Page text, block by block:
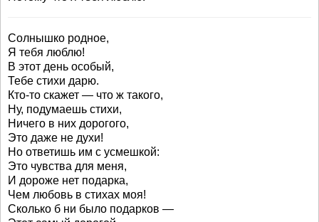
Солнышко родное,
Я тебя люблю!
В этот день особый,
Тебе стихи дарю.
Кто-то скажет — что ж такого,
Ну, подумаешь стихи,
Ничего в них дорогого,
Это даже не духи!
Но ответишь им с усмешкой:
Это чувства для меня,
И дороже нет подарка,
Чем любовь в стихах моя!
Сколько б ни было подарков —